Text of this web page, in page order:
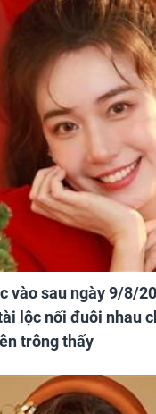
vào sau ngày 9/8/
lộc nối đuôi nhau
trông thấy